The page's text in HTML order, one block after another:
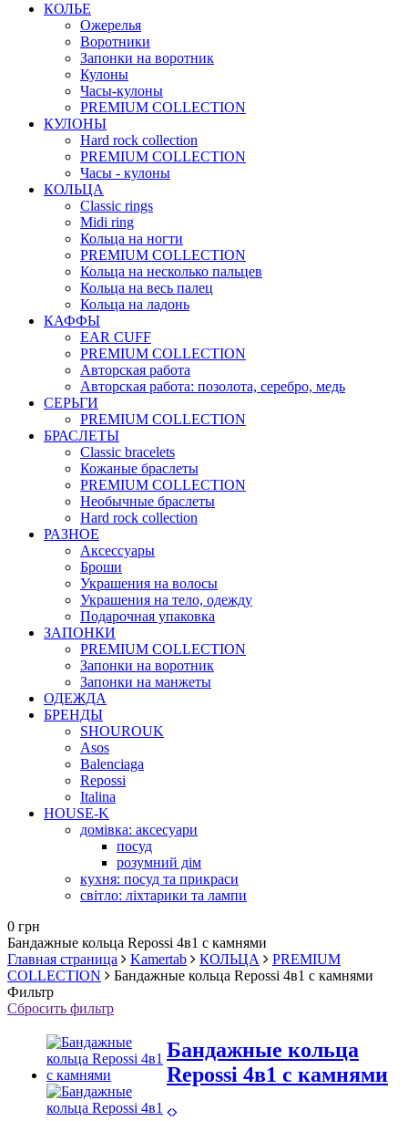
КОЛЬЕ
Ожерелья
Воротники
Запонки на воротник
Кулоны
Часы-кулоны
PREMIUM COLLECTION
КУЛОНЫ
Hard rock collection
PREMIUM COLLECTION
Часы - кулоны
КОЛЬЦА
Classic rings
Midi ring
Кольца на ногти
PREMIUM COLLECTION
Кольца на несколько пальцев
Кольца на весь палец
Кольца на ладонь
КАФФЫ
EAR CUFF
PREMIUM COLLECTION
Авторская работа
Авторская работа: позолота, серебро, медь
СЕРЬГИ
PREMIUM COLLECTION
БРАСЛЕТЫ
Classic bracelets
Кожаные браслеты
PREMIUM COLLECTION
Необычные браслеты
Hard rock collection
РАЗНОЕ
Аксессуары
Броши
Украшения на волосы
Украшения на тело, одежду
Подарочная упаковка
ЗАПОНКИ
PREMIUM COLLECTION
Запонки на воротник
Запонки на манжеты
ОДЕЖДА
БРЕНДЫ
SHOUROUK
Asos
Balenciaga
Repossi
Italina
HOUSE-K
домівка: аксесуари
посуд
розумний дім
кухня: посуд та прикраси
світло: ліхтарики та лампи
0 грн
Бандажные кольца Repossi 4в1 с камнями
Главная страница
Kamertab КОЛЬЦА
PREMIUM
COLLECTION
Бандажные кольца Repossi 4в1 с камнями
Фильтр
Сбросить фильтр
Бандажные кольца
Repossi 4в1 с камнями